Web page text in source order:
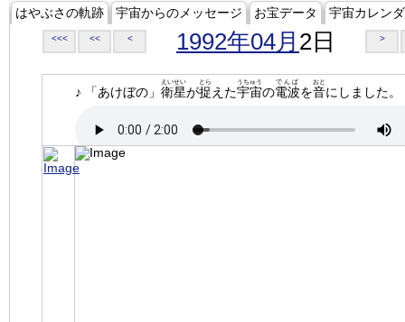
はやぶさの軌跡 宇宙からのメッセージ お宝データ 宇宙カレン
<<< << < 1992年04月 2日 >
♪ 「あけぼの」 衛星
えいせい
が捉
とら
えた宇宙
うちゅう
の電波
でんぱ
を音
おと
にしました。